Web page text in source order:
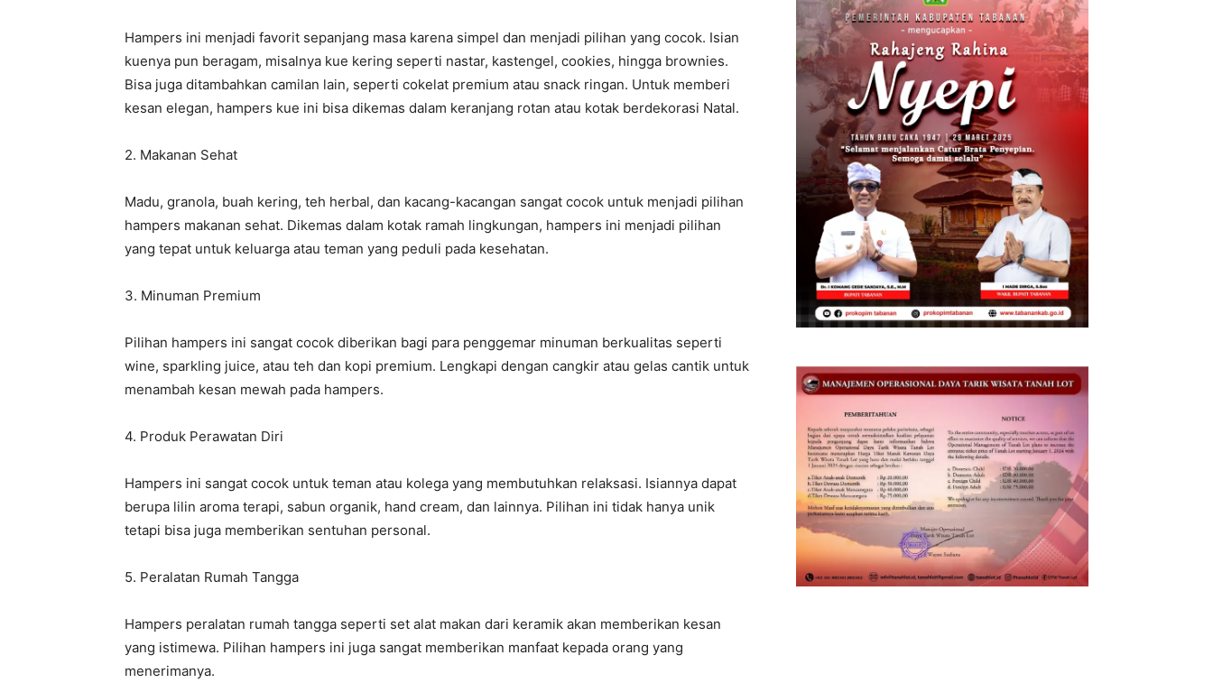
Hampers ini menjadi favorit sepanjang masa karena simpel dan menjadi pilihan yang cocok. Isian
kuenya pun beragam, misalnya kue kering seperti nastar, kastengel, cookies, hingga brownies.
Bisa juga ditambahkan camilan lain, seperti cokelat premium atau snack ringan. Untuk memberi
kesan elegan, hampers kue ini bisa dikemas dalam keranjang rotan atau kotak berdekorasi Natal.
2. Makanan Sehat
Madu, granola, buah kering, teh herbal, dan kacang-kacangan sangat cocok untuk menjadi pilihan
hampers makanan sehat. Dikemas dalam kotak ramah lingkungan, hampers ini menjadi pilihan
yang tepat untuk keluarga atau teman yang peduli pada kesehatan.
3. Minuman Premium
Pilihan hampers ini sangat cocok diberikan bagi para penggemar minuman berkualitas seperti
wine, sparkling juice, atau teh dan kopi premium. Lengkapi dengan cangkir atau gelas cantik untuk
menambah kesan mewah pada hampers.
4. Produk Perawatan Diri
Hampers ini sangat cocok untuk teman atau kolega yang membutuhkan relaksasi. Isiannya dapat
berupa lilin aroma terapi, sabun organik, hand cream, dan lainnya. Pilihan ini tidak hanya unik
tetapi bisa juga memberikan sentuhan personal.
5. Peralatan Rumah Tangga
Hampers peralatan rumah tangga seperti set alat makan dari keramik akan memberikan kesan
yang istimewa. Pilihan hampers ini juga sangat memberikan manfaat kepada orang yang
menerimanya.